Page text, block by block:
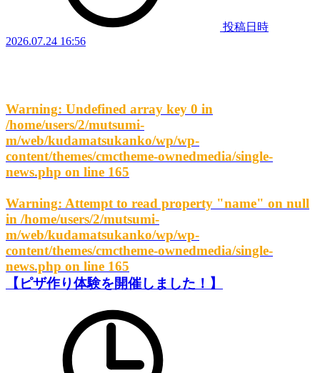
投稿日時
2026.07.24 16:56
Warning: Undefined array key 0 in
/home/users/2/mutsumi-
m/web/kudamatsukanko/wp/wp-
content/themes/cmctheme-ownedmedia/single-
news.php on line 165
Warning: Attempt to read property "name" on null
in /home/users/2/mutsumi-
m/web/kudamatsukanko/wp/wp-
content/themes/cmctheme-ownedmedia/single-
news.php on line 165
【ピザ作り体験を開催しました！】